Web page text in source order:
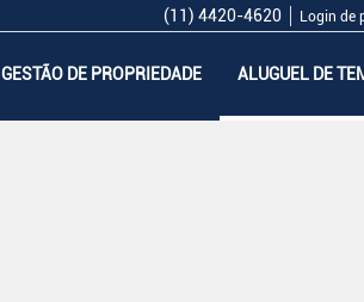
Login de
(11) 4420-4620
GESTÃO DE PROPRIEDADE ALUGUEL DE